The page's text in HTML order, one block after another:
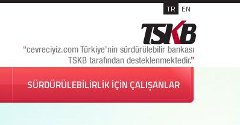
TR EN
SÜRDÜRÜLEBİLİRLİK İÇİN ÇALIŞANLAR